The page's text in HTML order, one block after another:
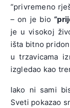
“privremeno
– on je bio
je u visokoj
išta bitno
u trzavicama
izgledao kao
Iako ni sami
Sveti pokazao